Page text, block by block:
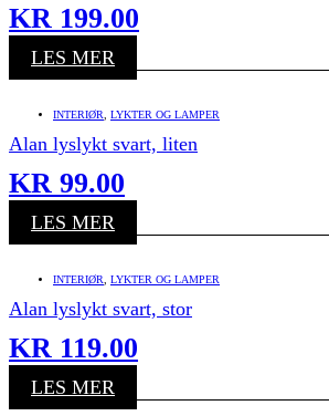
KR 199.00
LES MER
INTERIØR LYKTER OG LAMPER
Alan lyslykt svart, liten
KR 99.00
LES MER
INTERIØR LYKTER OG LAMPER
Alan lyslykt svart, stor
KR 119.00
LES MER